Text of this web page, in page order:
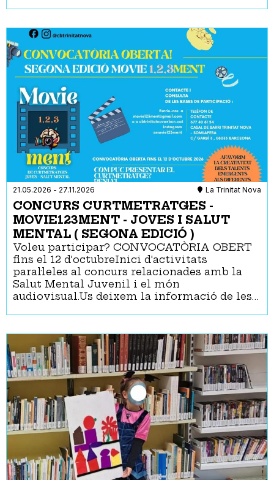
21.05.2026 - 27.11.2026 La Trinitat Nova
CONCURS CURTMETRATGES -
MOVIE123MENT - JOVES I SALUT
MENTAL ( SEGONA EDICIÓ )
Voleu participar? CONVOCATÒRIA OBERT
fins el 12 d'octubreInici d'activitats
paral·leles al concurs relacionades amb la
Salut Mental Juvenil i el món
audiovisual.Us deixem la informació de les…